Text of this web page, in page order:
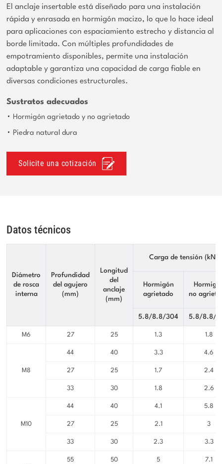
El anclaje insertable está diseñado para una instalación
rápida y enrasada en hormigón macizo, lo que lo hace ideal
para aplicaciones con espaciamiento estrecho y distancia al
borde limitada. Con múltiples profundidades de
empotramiento disponibles, permite una instalación
adaptable y garantiza una capacidad de carga fiable en
diversas condiciones estructurales.
Sustratos adecuados
Hormigón agrietado y no agrietado
Piedra natural dura
Solicite una cotización
Datos técnicos
Diámetro
de rosca
interna
Profundidad
del agujero
(mm)
Longitud
del
anclaje
(mm)
Carga de tensión (kN)
Hormigón
agrietado
no
5.8/8.8/304 5.8/8.8/
M6 27 25 1.3 1.8
M8
44 40 3.3 4.6
27 25 1.7 2.4
33 30 1.8 2.6
M10
44 40 4.1 5.8
27 25 2.1 3
33 30 2.3 3.3
55 50 5 7.1